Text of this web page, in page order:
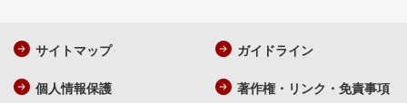
サイトマップ ガイドライン
個人情報保護 著作権・リンク・免責事項